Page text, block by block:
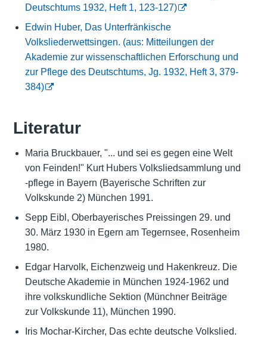
Deutschtums 1932, Heft 1, 123-127)
Edwin Huber, Das Unterfränkische
Volksliederwettsingen. (aus: Mitteilungen der
Akademie zur wissenschaftlichen Erforschung und
zur Pflege des Deutschtums, Jg. 1932, Heft 3, 379-
384)
Literatur
Maria Bruckbauer, "... und sei es gegen eine Welt
von Feinden!" Kurt Hubers Volksliedsammlung und
-pflege in Bayern (Bayerische Schriften zur
Volkskunde 2) München 1991.
Sepp Eibl, Oberbayerisches Preissingen 29. und
30. März 1930 in Egern am Tegernsee, Rosenheim
1980.
Edgar Harvolk, Eichenzweig und Hakenkreuz. Die
Deutsche Akademie in München 1924-1962 und
ihre volkskundliche Sektion (Münchner Beiträge
zur Volkskunde 11), München 1990.
Iris Mochar-Kircher, Das echte deutsche Volkslied.